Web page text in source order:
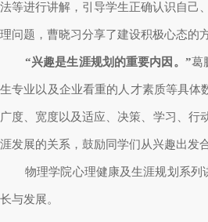
法等进行讲解，引导学生正确认识自己
理问题，曹晓习分享了建设积极心态的
“兴趣是生涯规划的重要内因。”葛
生专业以及企业看重的人才素质等具体
广度、宽度以及适应、决策、学习、行
涯发展的关系，鼓励同学们从兴趣出发
物理学院心理健康及生涯规划系列
长与发展。